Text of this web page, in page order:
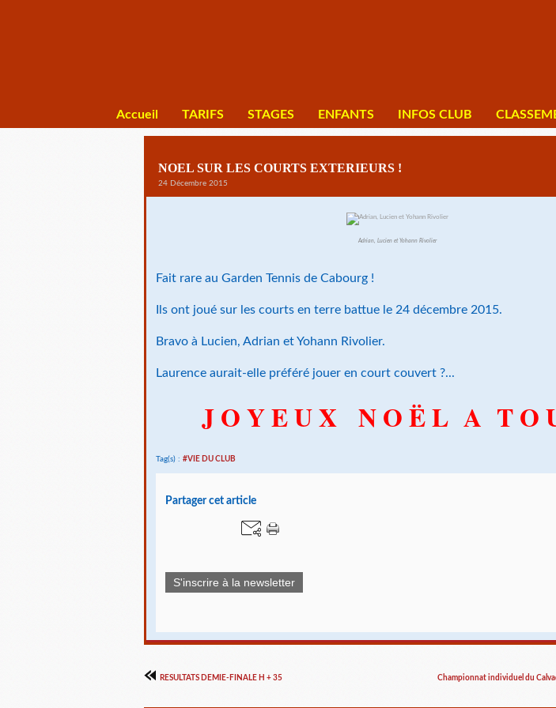
Accueil TARIFS STAGES ENFANTS INFOS CLUB
NOEL SUR LES COURTS EXTERIEURS !
24 Décembre 2015
Adrian, Lucien et Yohann Rivolier
Fait rare au Garden Tennis de Cabourg !
Ils ont joué sur les courts en terre battue le 24 décembre 2015.
Bravo à Lucien, Adrian et Yohann Rivolier.
Laurence aurait-elle préféré jouer en court couvert ?...
J O Y E U X N O Ë L A T O
Tag(s) : #VIE DU CLUB
Partager cet article
S'inscrire à la newsletter
RESULTATS DEMIE-FINALE H + 35 Championnat individuel du